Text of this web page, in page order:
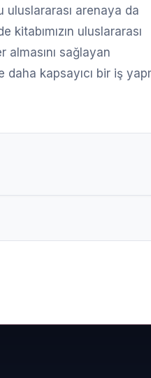
uluslararası arenaya da
kitabımızın uluslararası
almasını sağlayan
kapsayıcı bir iş